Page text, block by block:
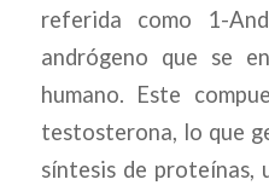
referida como 1-
andrógeno que se
humano. Este
testosterona, lo que
síntesis de proteínas,